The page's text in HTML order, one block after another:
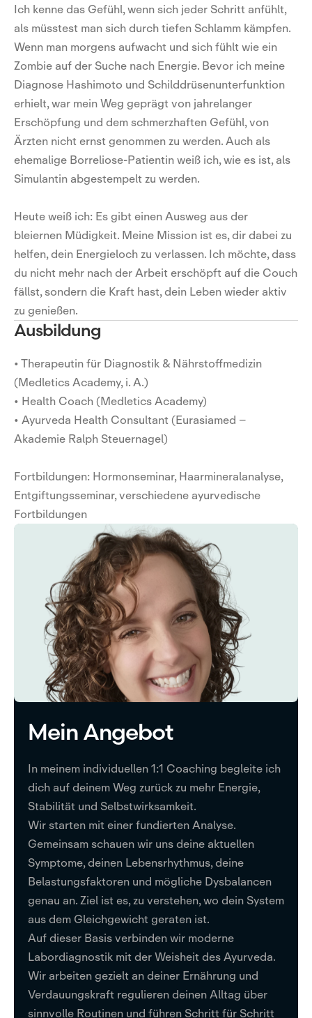
Ich kenne das Gefühl, wenn sich jeder Schritt anfühlt,
als müsstest man sich durch tiefen Schlamm kämpfen.
Wenn man morgens aufwacht und sich fühlt wie ein
Zombie auf der Suche nach Energie. Bevor ich meine
Diagnose Hashimoto und Schilddrüsenunterfunktion
erhielt, war mein Weg geprägt von jahrelanger
Erschöpfung und dem schmerzhaften Gefühl, von
Ärzten nicht ernst genommen zu werden. Auch als
ehemalige Borreliose-Patientin weiß ich, wie es ist, als
Simulantin abgestempelt zu werden.
Heute weiß ich: Es gibt einen Ausweg aus der
bleiernen Müdigkeit. Meine Mission ist es, dir dabei zu
helfen, dein Energieloch zu verlassen. Ich möchte, dass
du nicht mehr nach der Arbeit erschöpft auf die Couch
fällst, sondern die Kraft hast, dein Leben wieder aktiv
zu genießen.
Ausbildung
• Therapeutin für Diagnostik & Nährstoffmedizin
(Medletics Academy, i. A.)
• Health Coach (Medletics Academy)
• Ayurveda Health Consultant (Eurasiamed –
Akademie Ralph Steuernagel)
Fortbildungen: Hormonseminar, Haarmineralanalyse,
Entgiftungsseminar, verschiedene ayurvedische
Fortbildungen
Mein Angebot
In meinem individuellen 1:1 Coaching begleite ich
dich auf deinem Weg zurück zu mehr Energie,
Stabilität und Selbstwirksamkeit.
Wir starten mit einer fundierten Analyse.
Gemeinsam schauen wir uns deine aktuellen
Symptome, deinen Lebensrhythmus, deine
Belastungsfaktoren und mögliche Dysbalancen
genau an. Ziel ist es, zu verstehen, wo dein System
aus dem Gleichgewicht geraten ist.
Auf dieser Basis verbinden wir moderne
Labordiagnostik mit der Weisheit des Ayurveda.
Wir arbeiten gezielt an deiner Ernährung und
Verdauungskraft regulieren deinen Alltag über
sinnvolle Routinen und führen Schritt für Schritt